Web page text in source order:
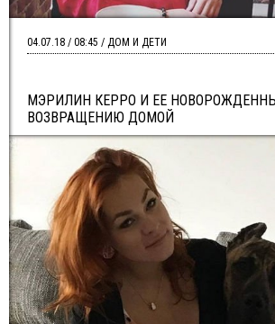
МЭРИЛИН КЕРРО И ЕЕ
ВОЗВРАЩЕНИЮ ДОМОЙ
04.07.18 / 08:45 / ДОМ И ДЕТИ